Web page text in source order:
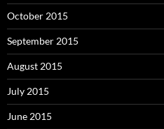
October 2015
September 2015
August 2015
July 2015
June 2015